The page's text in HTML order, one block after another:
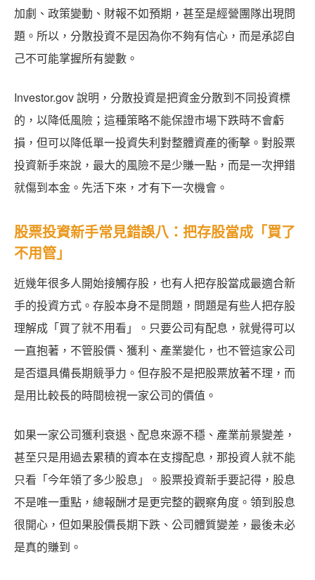
加劇、政策變動、財報不如預期，甚至是經營團隊出現問
題。所以，分散投資不是因為你不夠有信心，而是承認自
己不可能掌握所有變數。
Investor.gov 說明，分散投資是把資金分散到不同投資標
的，以降低風險；這種策略不能保證市場下跌時不會虧
損，但可以降低單一投資失利對整體資產的衝擊。對股票
投資新手來說，最大的風險不是少賺一點，而是一次押錯
就傷到本金。先活下來，才有下一次機會。
股票投資新手常見錯誤八：把存股當成「買了
不用管」
近幾年很多人開始接觸存股，也有人把存股當成最適合新
手的投資方式。存股本身不是問題，問題是有些人把存股
理解成「買了就不用看」。只要公司有配息，就覺得可以
一直抱著，不管股價、獲利、產業變化，也不管這家公司
是否還具備長期競爭力。但存股不是把股票放著不理，而
是用比較長的時間檢視一家公司的價值。
如果一家公司獲利衰退、配息來源不穩、產業前景變差，
甚至只是用過去累積的資本在支撐配息，那投資人就不能
只看「今年領了多少股息」。股票投資新手要記得，股息
不是唯一重點，總報酬才是更完整的觀察角度。領到股息
很開心，但如果股價長期下跌、公司體質變差，最後未必
是真的賺到。